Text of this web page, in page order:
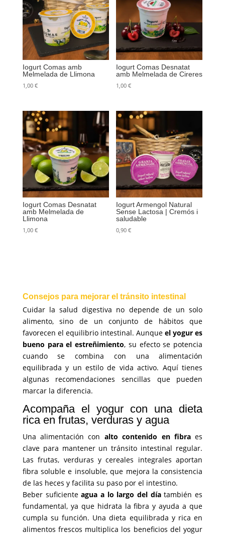
Iogurt Comas amb
Melmelada de Llimona
1,00 €
Iogurt Comas Desnatat
amb Melmelada de Cireres
1,00€
Iogurt Comas Desnatat
amb Melmelada de
Llimona
1,00 €
Iogurt Armengol Natural
Sense Lactosa | Cremós i
saludable
0,90€
Consejos para mejorar el tránsito intestinal
Cuidar la salud digestiva no depende de un solo
alimento, sino de un conjunto de hábitos que
favorecen el equilibrio intestinal. Aunqueel yogur es
bueno para el estreñimiento, su efecto se potencia
cuando se combina con una alimentación
equilibrada y un estilo de vida activo. Aquí tienes
algunas recomendaciones sencillas que pueden
marcar la diferencia.
Acompaña el yogur con una dieta
rica en frutas, verduras y agua
Una alimentación con alto contenido en fibraes
clave para mantener un tránsito intestinal regular.
Las frutas, verduras y cereales integrales aportan
fibra soluble e insoluble, que mejora la consistencia
de las heces y facilita su paso por el intestino.
Beber suficienteagua a lo largo del díatambién es
fundamental, ya que hidrata la fibra y ayuda a que
cumpla su función. Una dieta equilibrada y rica en
alimentos frescos multiplica los beneficios del yogur